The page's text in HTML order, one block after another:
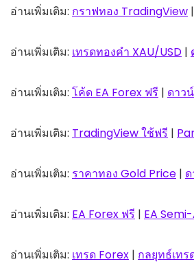
อ่านเพิ่มเติม: กราฟทอง TradingView |
อ่านเพิ่มเติม: เทรดทองคำ XAU/USD |
อ่านเพิ่มเติม: โค้ด EA Forex ฟรี | ดาว
อ่านเพิ่มเติม: TradingView ใช้ฟรี |
อ่านเพิ่มเติม: ราคาทอง Gold Price |
อ่านเพิ่มเติม: EA Forex ฟรี | EA
อ่านเพิ่มเติม: เทรด Forex | กลยุทธ์เทร